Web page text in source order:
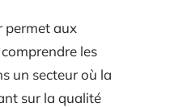
permet aux
les
un secteur où la
sur la qualité